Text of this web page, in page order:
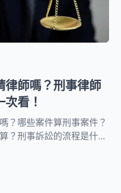
律師嗎？刑事律師
看！
？哪些案件算刑事案件？
？刑事訴訟的流程是什
？有刑事律師的推薦名單